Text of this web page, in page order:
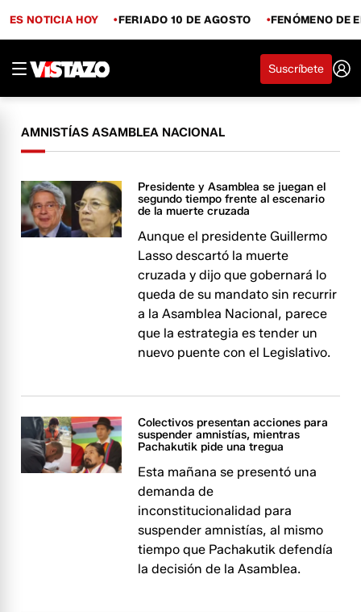
ES NOTICIA HOY FERIADO 10 DE AGOSTO FENÓMENO DE
Suscríbete
AMNISTÍAS ASAMBLEA NACIONAL
Presidente y Asamblea se juegan el
segundo tiempo frente al escenario
de la muerte cruzada
Aunque el presidente Guillermo
Lasso descartó la muerte
cruzada y dijo que gobernará lo
queda de su mandato sin recurrir
a la Asamblea Nacional, parece
que la estrategia es tender un
nuevo puente con el Legislativo.
Colectivos presentan acciones para
suspender amnistías, mientras
Pachakutik pide una tregua
Esta mañana se presentó una
demanda de
inconstitucionalidad para
suspender amnistías, al mismo
tiempo que Pachakutik defendía
la decisión de la Asamblea.